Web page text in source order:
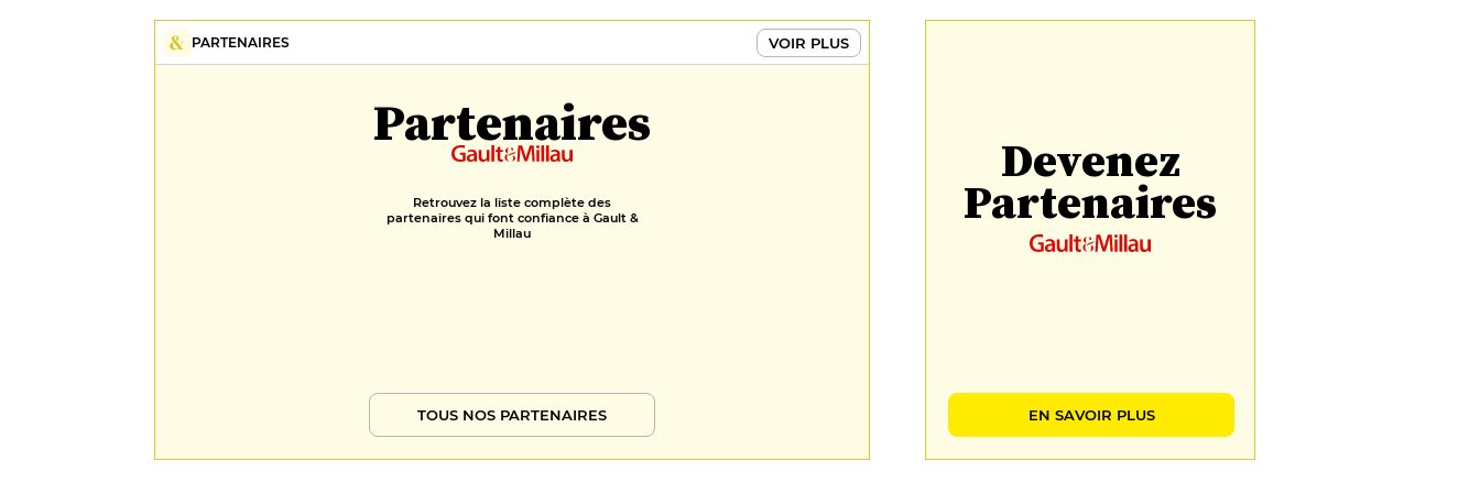
PARTENAIRES VOIR PLUS
Partenaires
Retrouvez la liste complète des
partenaires qui font confiance à Gault &
Millau
TOUS NOS PARTENAIRES
Devenez
Partenaires
EN SAVOIR PLUS